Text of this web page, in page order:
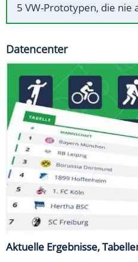
5 VW-Prototypen, die nie
Datencenter
Aktuelle Ergebnisse,